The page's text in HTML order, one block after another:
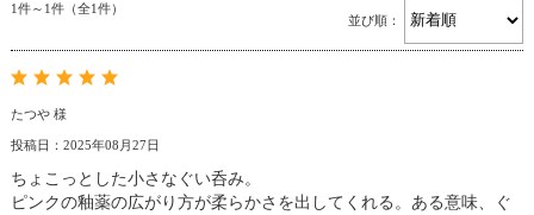
1件～1件（全1件）
並び順：
たつや 様
投稿日：2025年08月27日
ちょこっとした小さなぐい呑み。
ピンクの釉薬の広がり方が柔らかさを出してくれる。ある意味、ぐ